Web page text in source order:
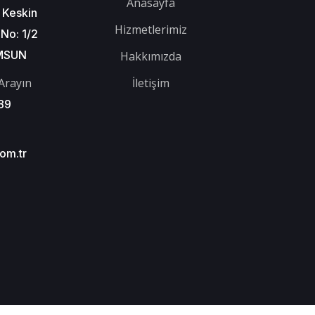
1/2
Hizmetlerimiz
Hakkımızda
İletişim